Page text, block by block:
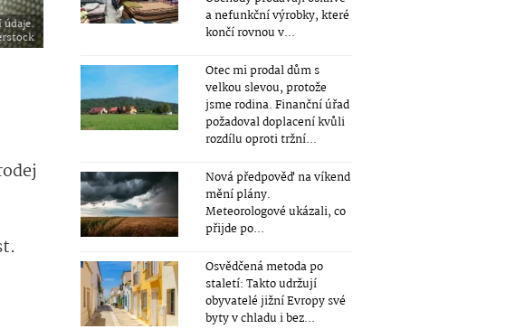
a nefunkční výrobky, které
končí rovnou v...
Otec mi prodal dům s
velkou slevou, protože
jsme rodina. Finanční úřad
požadoval doplacení kvůli
rozdílu oproti tržní...
Nová předpověď na víkend
mění plány.
Meteorologové ukázali, co
přijde po...
Osvědčená metoda po
staletí: Takto udržují
obyvatelé jižní Evropy své
byty v chladu i bez...